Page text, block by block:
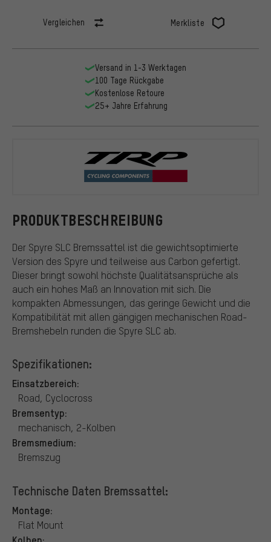
Vergleichen Merkliste
PRODUKTBESCHREIBUNG
Der Spyre SLC Bremssattel ist die gewichtsoptimierte
Version des Spyre und teilweise aus Carbon gefertigt.
Dieser bringt sowohl höchste Qualitätsansprüche als
auch ein hohes Maß an Innovation mit sich. Die
kompakten Abmessungen, das geringe Gewicht und die
Kompatibilität mit allen gängigen mechanischen Road-
Bremshebeln runden die Spyre SLC ab.
Spezifikationen:
Einsatzbereich:
Road, Cyclocross
Bremsentyp:
mechanisch, 2-Kolben
Bremsmedium:
Bremszug
Technische Daten Bremssattel:
Montage:
Flat Mount
Versand in 1-3 Werktagen
100 Tage Rückgabe
Kostenlose Retoure
25+ Jahre Erfahrung